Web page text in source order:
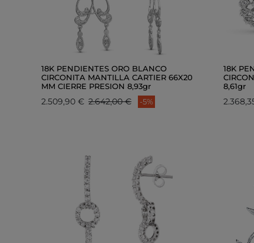
18K PENDIENTES ORO BLANCO
CIRCONITA MANTILLA CARTIER 66X20
MM CIERRE PRESION 8,93gr
2.509,90 € 2.642,00 € -5%
18K
8,61gr